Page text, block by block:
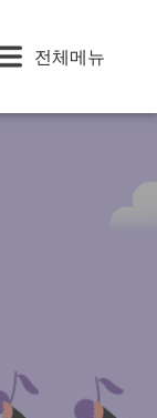
전체메뉴